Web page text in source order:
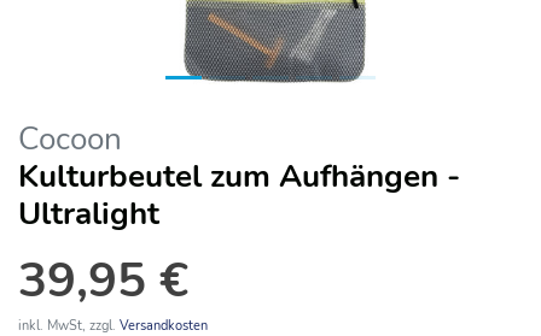
Cocoon
Kulturbeutel zum Aufhängen -
Ultralight
39,95 €
inkl. MwSt, zzgl. Versandkosten